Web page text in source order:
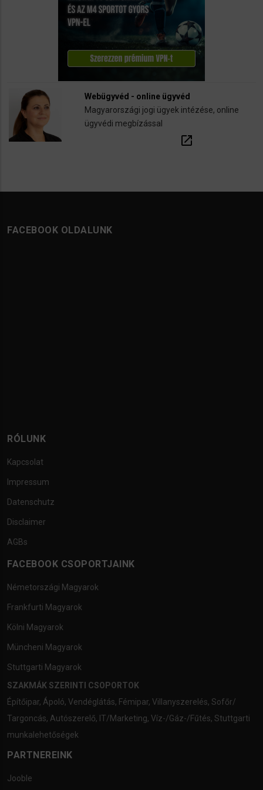
Webügyvéd - online ügyvéd
Magyarországi jogi ügyek intézése, online
ügyvédi megbízással
open_in_new
FACEBOOK OLDALUNK
RÓLUNK
Kapcsolat
Impressum
Datenschutz
Disclaimer
AGBs
FACEBOOK CSOPORTJAINK
Németországi Magyarok
Frankfurti Magyarok
Kölni Magyarok
Müncheni Magyarok
Stuttgarti Magyarok
SZAKMÁK SZERINTI CSOPORTOK
Építőipar, Ápoló, Vendéglátás, Fémipar, Villanyszerelés, Sofőr/
Targoncás, Autószerelő, IT/Marketing, Víz-/Gáz-/Fűtés, Stuttgarti
munkalehetőségek
PARTNEREINK
Jooble